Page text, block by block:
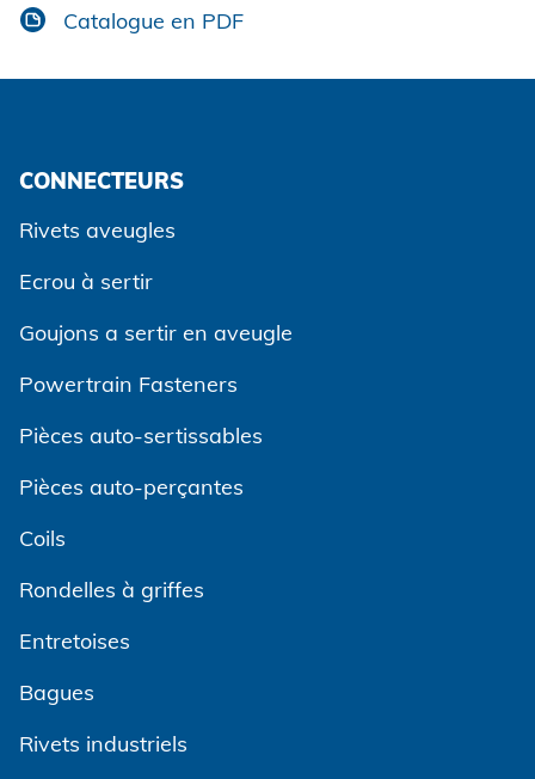
Catalogue en PDF
CONNECTEURS
Rivets aveugles
Ecrou à sertir
Goujons a sertir en aveugle
Powertrain Fasteners
Pièces auto-sertissables
Pièces auto-perçantes
Coils
Rondelles à griffes
Entretoises
Bagues
Rivets industriels